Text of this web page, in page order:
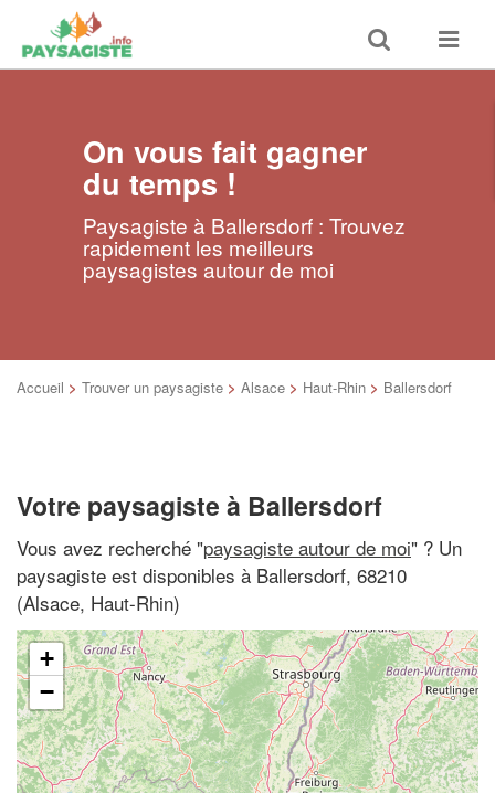
Toggle
search
Toggle
On vous fait gagner
du temps !
Paysagiste à Ballersdorf : Trouvez
rapidement les meilleurs
paysagistes autour de moi
Accueil > Trouver un paysagiste > Alsace > Haut-Rhin > Ballersdorf
Votre paysagiste à Ballersdorf
Vous avez recherché "paysagiste autour de moi" ? Un
paysagiste est disponibles à Ballersdorf, 68210
(Alsace, Haut-Rhin)
+
−